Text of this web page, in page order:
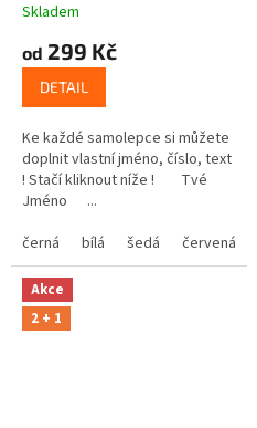
Skladem
od 299 Kč
DETAIL
Ke každé samolepce si můžete
doplnit vlastní jméno, číslo, text
! Stačí kliknout níže ! Tvé
Jméno ...
černá
bílá šedá červená
Akce
2 + 1